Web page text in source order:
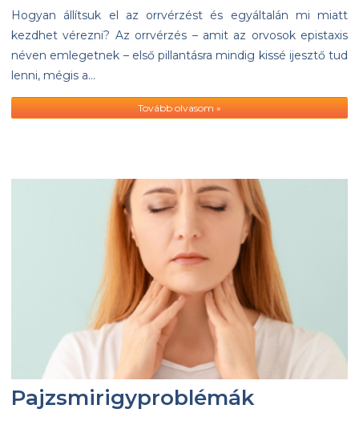
Hogyan állítsuk el az orrvérzést és egyáltalán mi miatt
kezdhet vérezni? Az orrvérzés – amit az orvosok epistaxis
néven emlegetnek – első pillantásra mindig kissé ijesztő tud
lenni, mégis a…
Tovább olvasom »
Pajzsmirigyproblémák